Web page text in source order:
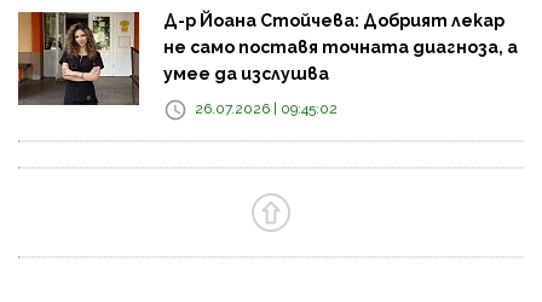
Д-р Йоана Стойчева: Добрият лекар
не само поставя точната диагноза, а
умее да изслушва
26.07.2026 | 09:45:02